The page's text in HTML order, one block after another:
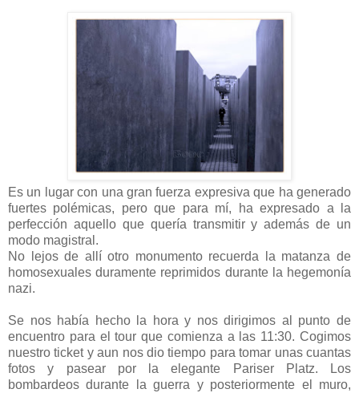
Es un lugar con una gran fuerza expresiva que ha generado
fuertes polémicas, pero que para mí, ha expresado a la
perfección aquello que quería transmitir y además de un
modo magistral.
No lejos de allí otro monumento recuerda la matanza de
homosexuales duramente reprimidos durante la hegemonía
nazi.
Se nos había hecho la hora y nos dirigimos al punto de
encuentro para el tour que comienza a las 11:30. Cogimos
nuestro ticket y aun nos dio tiempo para tomar unas cuantas
fotos y pasear por la elegante Pariser Platz. Los
bombardeos durante la guerra y posteriormente el muro,